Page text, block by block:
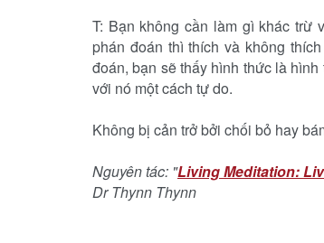
T: Bạn không cần làm gì khác trừ
phán đoán thì thích và không
đoán, bạn sẽ thấy hình thức là
với nó một cách tự do.
Không bị cản trở bởi chối bỏ hay
Nguyên tác: "Living Meditation:
Dr Thynn Thynn